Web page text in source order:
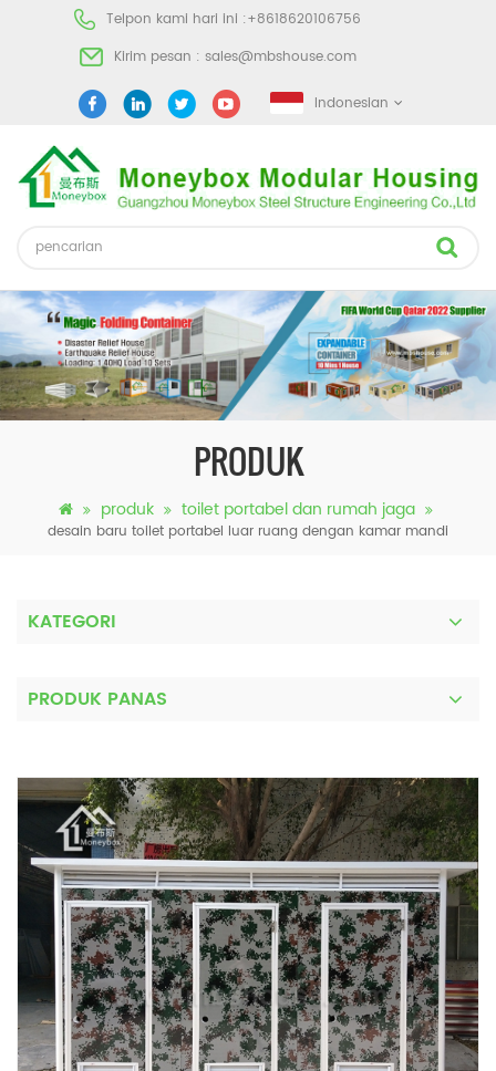
Telpon kami hari ini :+8618620106756
Kirim pesan : sales@mbshouse.com
Indonesian
PRODUK
produk toilet portabel dan rumah jaga
desain baru toilet portabel luar ruang dengan kamar mandi
KATEGORI
PRODUK PANAS